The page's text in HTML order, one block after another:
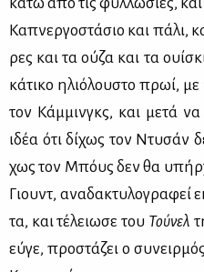
Κα­πνερ­γο­στά­σιο και πά­λι,
ρες και τα ού­ζα και τα
κά­τι­κο ηλιό­λου­στο πρωί, με
τον Κάμ­μινγκς, και με­τά
ιδέα ότι δί­χως τον
χως τον Μπό­υς δεν θα
Γιουντ,
τα, και τέ­λειω­σε του Τού­νελ
εύ­γε, προ­στά­ζει ο